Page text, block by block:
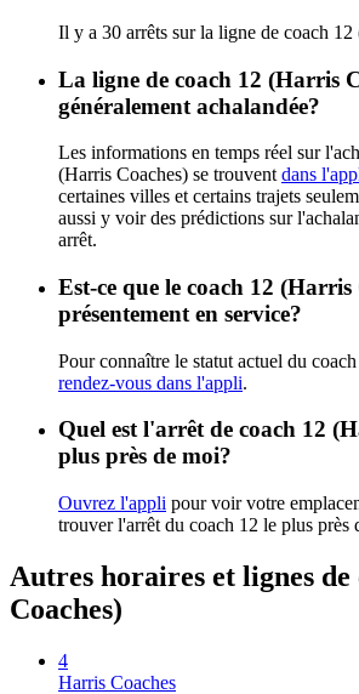
Il y a 30 arrêts sur la ligne de coach 12
La ligne de coach 12 (Harris
généralement achalandée?
Les informations en temps réel sur
(Harris Coaches) se trouvent dans
certaines villes et certains trajets
aussi y voir des prédictions sur
arrêt.
Est-ce que le coach 12 (Harris
présentement en service?
Pour connaître le statut actuel du
rendez-vous dans l'appli.
Quel est l'arrêt de coach 12
plus près de moi?
Ouvrez l'appli pour voir votre
trouver l'arrêt du coach 12 le plus près
Autres horaires et lignes
Coaches)
4
Harris Coaches